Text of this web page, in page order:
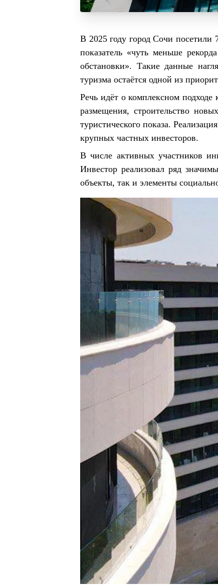
В 2025 году город Сочи посетили
показатель «чуть меньше
обстановки». Такие данные
туризма остаётся одной из
Речь идёт о комплексном
размещения, строительство
туристического показа.
крупных частных инвесторов.
В числе активных участников
Инвестор реализовал ряд
объекты, так и элементы